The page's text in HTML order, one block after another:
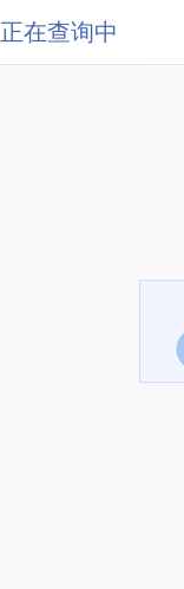
正在查询中